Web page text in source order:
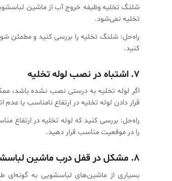
شلنگ تخلیه وظیفه خروج آب از ماشین
تخلیه نمی‌شود.
راه‌حل: شلنگ تخلیه را بررسی کنید و
کنید.
۷. اشتباه در نصب لوله تخلیه
اگر لوله تخلیه به درستی نصب نشده باشد،
قرار دادن لوله تخلیه در ارتفاع نامناسب یا
راه‌حل: بررسی کنید که لوله تخلیه در
را در موقعیت مناسب قرار دهید.
۸. مشکل در قفل درب ماشین لباسشویی
بسیاری از ماشین‌های لباسشویی به گونه‌ای